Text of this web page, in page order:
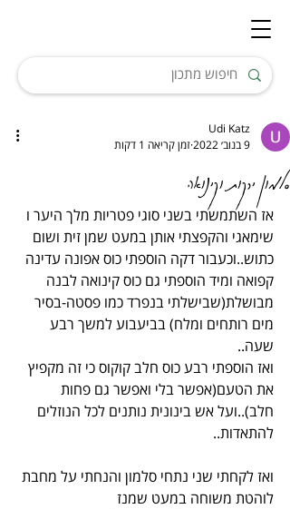
סלמון ירקות וקינואה
Udi Katz
9 בנוב׳ 2022
זמן קריאה 1 דקות
אז השתמשתי בשני סוגי פטריות מלך היער ו
שימאגי והקפצתי אותן במעט שמן זית ושום
כתוש..וכעבור דקה הוספתי כוס אפונה עדינה
קפואה ומיד הוספתי גם כוס קינואה לבנה
מבושלת(שבישלתי בנפרד כמו פסטה-בסיר
מים רותחים ומלח) בביעבוע למשך רבע
שעה..
ואז הוספתי רבע כוס חלב קוקוס כי זה מקפיץ
את הטעם(אפשר בלי ואפשר גם פחות
חלב)..ועל אש בינונית נותנים לכל הנוזלים
להתאדות..
ואז לקחתי שני נתחי סלמון והנחתי על מחבת
לוהטת משוחה במעט שמנז